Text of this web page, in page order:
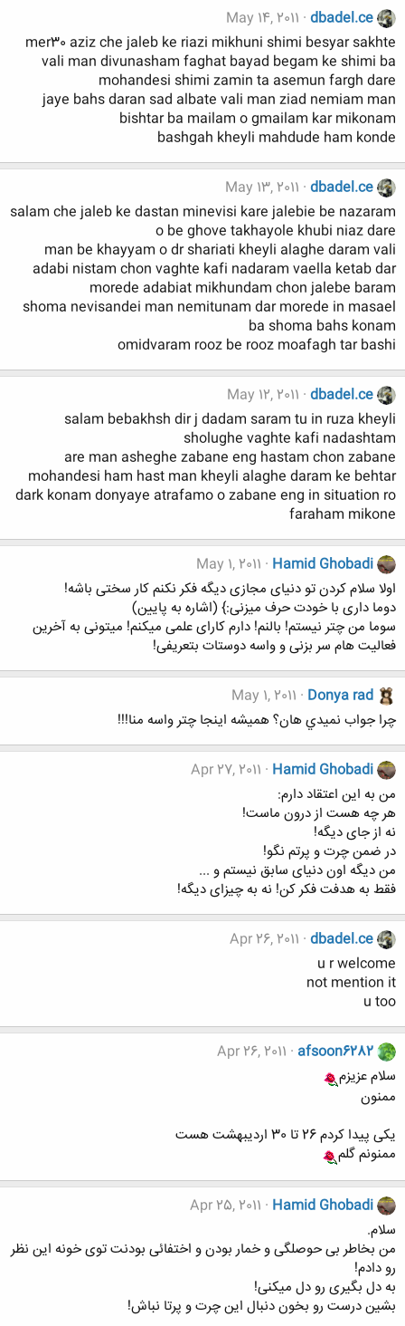
dbadel.ce
May 14, 2011
mer30 aziz che jaleb ke riazi mikhuni shimi besyar sakhte
vali man divunasham faghat bayad begam ke shimi ba
mohandesi shimi zamin ta asemun fargh dare
jaye bahs daran sad albate vali man ziad nemiam man
bishtar ba mailam o gmailam kar mikonam
bashgah kheyli mahdude ham konde
dbadel.ce
May 13, 2011
salam che jaleb ke dastan minevisi kare jalebie be nazaram
o be ghove takhayole khubi niaz dare
man be khayyam o dr shariati kheyli alaghe daram vali
adabi nistam chon vaghte kafi nadaram vaella ketab dar
morede adabiat mikhundam chon jalebe baram
shoma nevisandei man nemitunam dar morede in masael
ba shoma bahs konam
omidvaram rooz be rooz moafagh tar bashi
dbadel.ce
May 12, 2011
salam bebakhsh dir j dadam saram tu in ruza kheyli
sholughe vaghte kafi nadashtam
are man asheghe zabane eng hastam chon zabane
mohandesi ham hast man kheyli alaghe daram ke behtar
dark konam donyaye atrafamo o zabane eng in situation ro
faraham mikone
Hamid Ghobadi
May 1, 2011
اولا سلام کردن تو دنیای مجازی دیگه فکر نکنم کار سختی باشه!
دوما داری با خودت حرف میزنی:} (اشاره به پایین)
سوما من چتر نیستم! بالنم! دارم کارای علمی میکنم! میتونی به آخرین
فعالیت هام سر بزنی و واسه دوستات بتعریفی!
Donya rad
May 1, 2011
چرا جواب نميدي هان؟ هميشه اينجا چتر واسه منا!!!
Hamid Ghobadi
Apr 27, 2011
من به این اعتقاد دارم:
هر چه هست از درون ماست!
نه از جای دیگه!
در ضمن چرت و پرتم نگو!
من دیگه اون دنیای سابق نیستم و ...
فقط به هدفت فکر کن! نه به چیزای دیگه!
dbadel.ce
Apr 26, 2011
u r welcome
not mention it
u too
afsoon6282
Apr 26, 2011
سلام عزیزم
ممنون
یکی پیدا کردم 26 تا 30 اردیبهشت هست
ممنونم گلم
Hamid Ghobadi
Apr 25, 2011
سلام.
من بخاطر بی حوصلگی و خمار بودن و اختفائی بودنت توی خونه این نظر
رو دادم!
به دل بگیری رو دل میکنی!
بشین درست رو بخون دنبال این چرت و پرتا نباش!